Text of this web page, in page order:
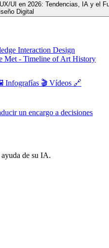
UI en 2026: Tendencias, IA y el
Digital
Interaction Design
Met - Timeline of Art History
Infografías 🎬 Vídeos 🔗
un encargo a decisiones
de su IA.